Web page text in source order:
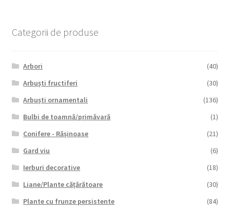
Categorii de produse
Arbori
(40)
Arbuști fructiferi
(30)
Arbuști ornamentali
(136)
Bulbi de toamnă/primăvară
(1)
Conifere - Rășinoase
(21)
Gard viu
(6)
Ierburi decorative
(18)
Liane/Plante cățărătoare
(30)
Plante cu frunze persistente
(84)